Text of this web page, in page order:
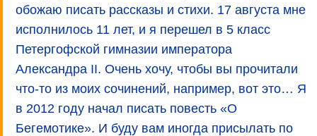
обожаю писать рассказы и стихи. 17 августа мне
исполнилось 11 лет, и я перешел в 5 класс
Петергофской гимназии императора
Александра II. Очень хочу, чтобы вы прочитали
что-то из моих сочинений, например, вот это… Я
в 2012 году начал писать повесть «О
Бегемотике». И буду вам иногда присылать по